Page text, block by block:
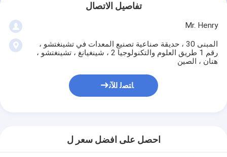
تفاصيل الاتصال
Mr. Henry
المبنى 30 ، حديقة صناعية تصنيع المعدات في تشينغتشو ،
رقم 1 طريق العلوم والتكنولوجيا 2 ، شينغيانغ ، تشينغتشو ،
هنان ، الصين
ﺎﺘﺼﻟ ﺍﻶﻧ
احصل على افضل سعر ل